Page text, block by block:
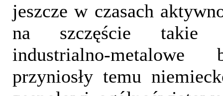
jeszcze w czasach
na szczęście takie
industrialno-
przyniosły temu